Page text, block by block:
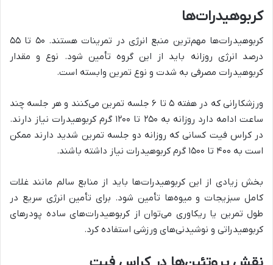
کربوهیدرات‌ها
کربوهیدرات‌ها مهم‌ترین منبع انرژی در تمرینات هستند. ۵۰ تا ۵۵
درصد انرژی روزانه باید از این گروه تأمین شود. نوع و مقدار
کربوهیدرات مصرفی به شدت و نوع تمرین وابسته است.
ورزشکارانی که در هفته ۵ تا ۶ جلسه تمرین می‌کنند و هر جلسه چند
ساعت ادامه دارد روزانه به ۲۵۰ تا ۱۲۰۰ گرم کربوهیدرات نیاز دارند.
در کراس فیت کسانی که روزانه دو جلسه تمرین شدید دارند ممکن
است به ۴۰۰ تا ۱۵۰۰ گرم کربوهیدرات نیاز داشته باشند.
بخش زیادی از این کربوهیدرات‌ها باید از منابع سالم مانند غلات
کامل سبزیجات و میوه‌ها تأمین شود. برای تأمین انرژی سریع در
طول تمرین یا ریکاوری می‌توان از کربوهیدرات‌های ساده پودرهای
کربوهیدراتی و نوشیدنی‌های ورزشی استفاده کرد.